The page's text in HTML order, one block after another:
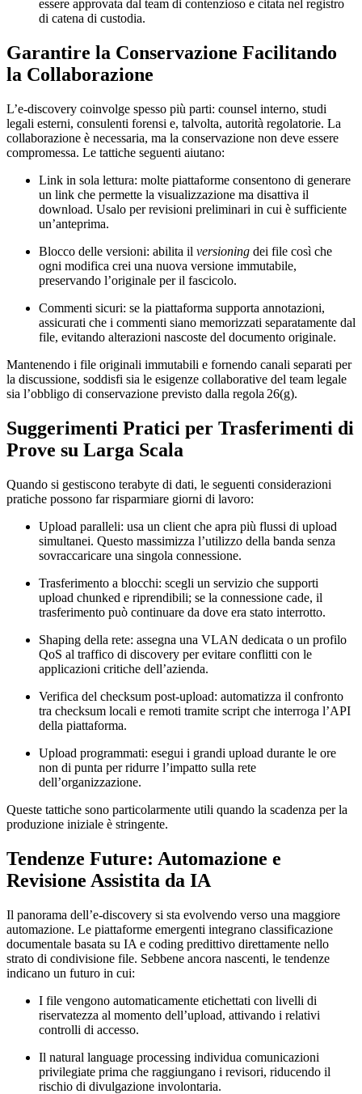
essere approvata dal team di contenzioso e citata nel registro
di catena di custodia.
Garantire la Conservazione Facilitando
la Collaborazione
L’e‑discovery coinvolge spesso più parti: counsel interno, studi
legali esterni, consulenti forensi e, talvolta, autorità regolatorie. La
collaborazione è necessaria, ma la conservazione non deve essere
compromessa. Le tattiche seguenti aiutano:
Link in sola lettura: molte piattaforme consentono di generare
un link che permette la visualizzazione ma disattiva il
download. Usalo per revisioni preliminari in cui è sufficiente
un’anteprima.
Blocco delle versioni: abilita il versioning dei file così che
ogni modifica crei una nuova versione immutabile,
preservando l’originale per il fascicolo.
Commenti sicuri: se la piattaforma supporta annotazioni,
assicurati che i commenti siano memorizzati separatamente dal
file, evitando alterazioni nascoste del documento originale.
Mantenendo i file originali immutabili e fornendo canali separati per
la discussione, soddisfi sia le esigenze collaborative del team legale
sia l’obbligo di conservazione previsto dalla regola 26(g).
Suggerimenti Pratici per Trasferimenti di
Prove su Larga Scala
Quando si gestiscono terabyte di dati, le seguenti considerazioni
pratiche possono far risparmiare giorni di lavoro:
Upload paralleli: usa un client che apra più flussi di upload
simultanei. Questo massimizza l’utilizzo della banda senza
sovraccaricare una singola connessione.
Trasferimento a blocchi: scegli un servizio che supporti
upload chunked e riprendibili; se la connessione cade, il
trasferimento può continuare da dove era stato interrotto.
Shaping della rete: assegna una VLAN dedicata o un profilo
QoS al traffico di discovery per evitare conflitti con le
applicazioni critiche dell’azienda.
Verifica del checksum post‑upload: automatizza il confronto
tra checksum locali e remoti tramite script che interroga l’API
della piattaforma.
Upload programmati: esegui i grandi upload durante le ore
non di punta per ridurre l’impatto sulla rete
dell’organizzazione.
Queste tattiche sono particolarmente utili quando la scadenza per la
produzione iniziale è stringente.
Tendenze Future: Automazione e
Revisione Assistita da IA
Il panorama dell’e‑discovery si sta evolvendo verso una maggiore
automazione. Le piattaforme emergenti integrano classificazione
documentale basata su IA e coding predittivo direttamente nello
strato di condivisione file. Sebbene ancora nascenti, le tendenze
indicano un futuro in cui:
I file vengono automaticamente etichettati con livelli di
riservatezza al momento dell’upload, attivando i relativi
controlli di accesso.
Il natural language processing individua comunicazioni
privilegiate prima che raggiungano i revisori, riducendo il
rischio di divulgazione involontaria.